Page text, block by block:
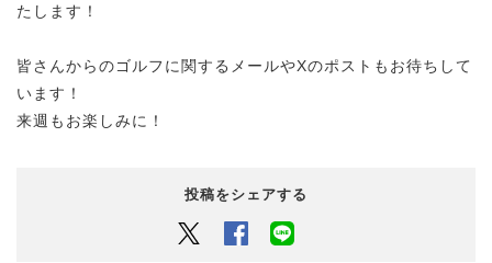
たします！
皆さんからのゴルフに関するメールやXのポストもお待ちして
います！
来週もお楽しみに！
投稿をシェアする
Twitter Facebook